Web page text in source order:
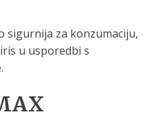
sigurnija za konzumaciju,
u usporedbi s